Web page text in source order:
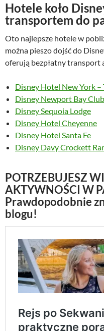
Hotele koło
transportem do
Oto najlepsze hotele w
można pieszo dojść do
oferują bezpłatny transport
Disney Hotel New York
Disney Newport Bay Club
Disney Sequoia Lodge
Disney Hotel Cheyenne
Disney Hotel Santa Fe
Disney Davy Crockett
POTRZEBUJESZ
AKTYWNOŚCI W
Prawdopodobnie
blogu!